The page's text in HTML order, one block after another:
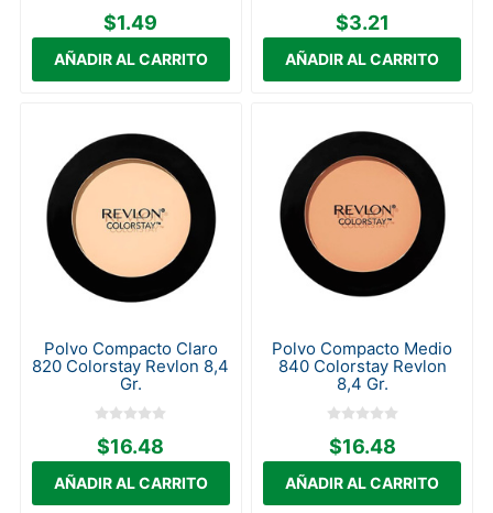
$1.49 $3.21
Polvo Compacto Claro
820 Colorstay Revlon 8,4
Gr.
$16.48
Polvo Compacto Medio
840 Colorstay Revlon
8,4 Gr.
$16.48